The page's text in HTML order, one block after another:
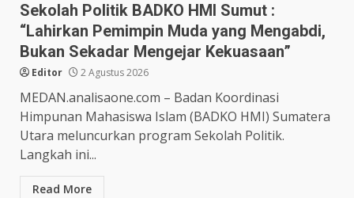
Sekolah Politik BADKO HMI Sumut :
“Lahirkan Pemimpin Muda yang Mengabdi,
Bukan Sekadar Mengejar Kekuasaan”
Editor 2 Agustus 2026
MEDAN.analisaone.com – Badan Koordinasi
Himpunan Mahasiswa Islam (BADKO HMI) Sumatera
Utara meluncurkan program Sekolah Politik.
Langkah ini...
Read More